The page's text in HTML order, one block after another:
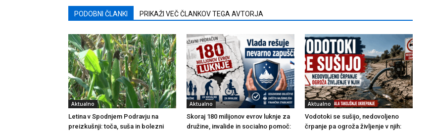
PODOBNI ČLANKI PRIKAŽI VEČ ČLANKOV TEGA AVTORJA
Aktualno
Letina v Spodnjem Podravju na
preizkušnji: toča, suša in bolezni
Aktualno
Skoraj 180 milijonov evrov luknje za
družine, invalide in socialno pomoč:
Aktualno
Vodotoki se sušijo, nedovoljeno
črpanje pa ogroža življenje v njih: